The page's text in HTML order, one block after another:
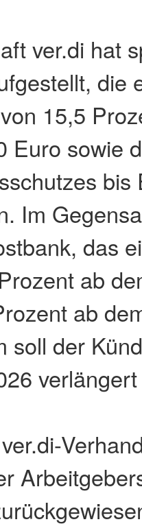
ver.di hat
die
15,5
Euro sowie
bis
Im
das
ab
ab
soll der